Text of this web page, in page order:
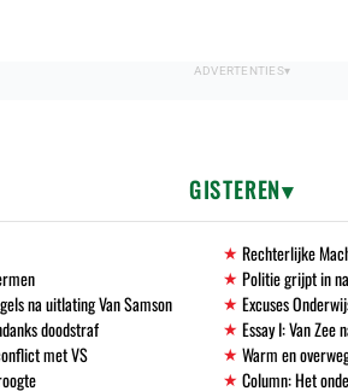
GISTEREN
Rechterlijke
Politie grijpt in
na uitlating Van Samson
Excuses
doodstraf
Essay I: Van
met VS
Warm en
Column: Het